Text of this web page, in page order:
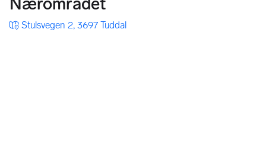
Stulsvegen 2, 3697 Tuddal